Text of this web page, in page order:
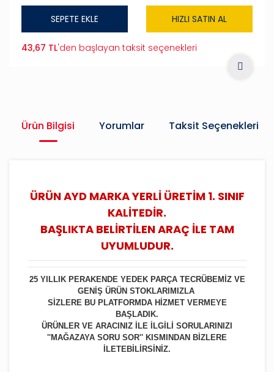
SEPETE EKLE HIZLI SATIN AL
43,67 TL'den başlayan taksit seçenekleri
Ürün Bilgisi Yorumlar Taksit Seçenekleri
ÜRÜN AYD MARKA YERLİ ÜRETİM 1. SINIF
KALİTEDİR.
BAŞLIKTA BELİRTİLEN ARAÇ İLE TAM
UYUMLUDUR.
25 YILLIK PERAKENDE YEDEK PARÇA TECRÜBEMİZ VE
GENİŞ ÜRÜN STOKLARIMIZLA
SİZLERE BU PLATFORMDA HİZMET VERMEYE
BAŞLADIK.
ÜRÜNLER VE ARACINIZ İLE İLGİLİ SORULARINIZI
''MAĞAZAYA SORU SOR'' KISMINDAN BİZLERE
İLETEBİLİRSİNİZ.